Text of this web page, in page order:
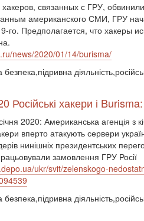
хакеров, связанных с ГРУ,
американского СМИ, ГРУ
го. Предполагается, что хакеры
news/2020/01/14/burisma/
Російські хакери і
2020: Американська агенція
вперто атакують сервери
нинішніх президентських
замовлення ГРУ Росії
ukr/svit/zelenskogo-